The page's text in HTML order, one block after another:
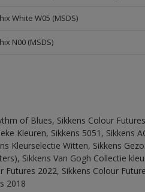
White W05 (MSDS)
N00 (MSDS)
of Blues, Sikkens Colour
Kleuren, Sikkens 5051, Sikkens
Kleurselectie Witten, Sikkens
Sikkens Van Gogh Collectie
Futures 2022, Sikkens Colour
2018